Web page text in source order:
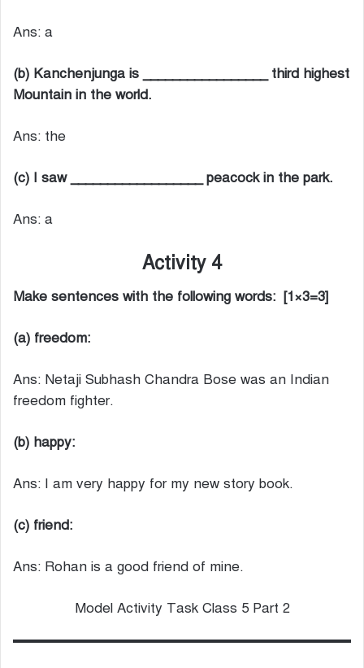
Ans: a
(b) Kanchenjunga is _________________ third highest
Mountain in the world.
Ans: the
(c) I saw __________________ peacock in the park.
Ans: a
Activity 4
Make sentences with the following words: [1×3=3]
(a) freedom:
Ans: Netaji Subhash Chandra Bose was an Indian
freedom fighter.
(b) happy:
Ans: I am very happy for my new story book.
(c) friend:
Ans: Rohan is a good friend of mine.
Model Activity Task Class 5 Part 2